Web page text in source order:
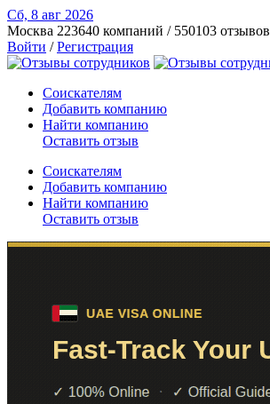
Сб, 8 авг 2026
Москва 223640 компаний / 550103 отзывов
Войти /Регистрация
Соискателям
Добавить компанию
Найти компанию
Оставить отзыв
Соискателям
Добавить компанию
Найти компанию
Оставить отзыв